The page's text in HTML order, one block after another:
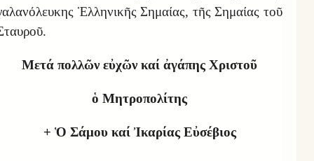
Ἑλληνικῆς Σημαίας, τῆς Σημαίας τοῦ
Μετά πολλῶν εὐχῶν καί ἀγάπης Χριστοῦ
ὁ Μητροπολίτης
+ Ὁ Σάμου καί Ἰκαρίας Εὐσέβιος